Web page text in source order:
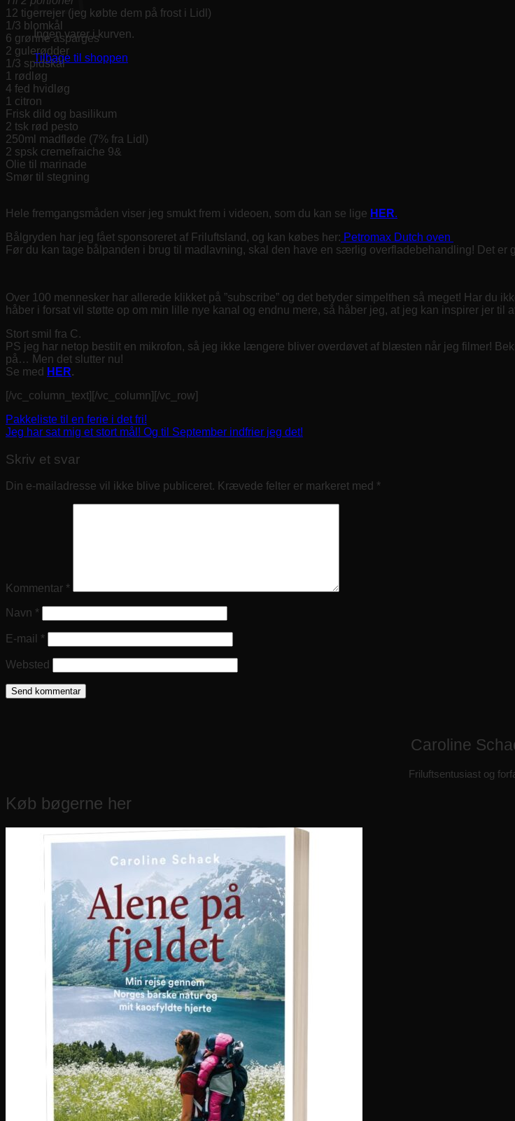
Ingen varer i kurven.
Tilbage til shoppen
12 tigerrejer (jeg købte dem på frost i Lidl)
1/3 blomkål
6 grønne asparges
2 gulerødder
1/3 spidskål
1 rødløg
4 fed hvidløg
1 citron
Frisk dild og basilikum
2 tsk rød pesto
250ml madfløde (7% fra Lidl)
2 spsk cremefraiche 9&
Olie til marinade
Smør til stegning
Hele fremgangsmåden viser jeg smukt frem i videoen, som du kan se lige HER.
Bålgryden har jeg fået sponsoreret af Friluftsland, og kan købes her: Petromax Dutch oven
Før du kan tage bålpanden i brug til madlavning, skal den have en særlig overfladebehandling! Det er
Over 100 mennesker har allerede klikket på ”subscribe” og det betyder simpelthen så meget! Har du
håber i forsat vil støtte op om min lille nye kanal og endnu mere, så håber jeg, at jeg kan inspirer jer til
Stort smil fra C.
PS jeg har netop bestilt en mikrofon, så jeg ikke længere bliver overdøvet af blæsten når jeg filmer!
på… Men det slutter nu!
Se med HER.
[/vc_column_text][/vc_column][/vc_row]
Pakkeliste til en ferie i det fri!
Jeg har sat mig et stort mål! Og til September indfrier jeg det!
Skriv et svar
Din e-mailadresse vil ikke blive publiceret. Krævede felter er markeret med *
Kommentar *
Navn *
E-mail *
Websted
Caroline
Friluftsentusiast og
Køb bøgerne her